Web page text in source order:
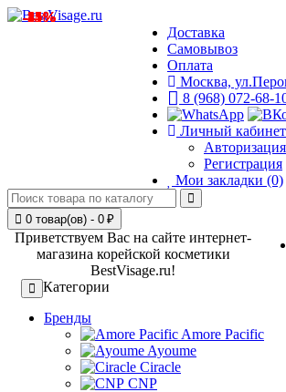
Доставка
Самовывоз
Оплата
Москва,
8 (968) 072-68-
Личный кабинет
Авторизация
Регистрация
Мои закладки (0)
0 товар(ов) - 0 ₽
Приветствуем Вас на сайте интернет-
магазина корейской косметики
BestVisage.ru!
Категории
Бренды
Amore Pacific
Ayoume
Ciracle
CNP
-15%
-24%
-15%
-15%
-41%
-15%
-8%